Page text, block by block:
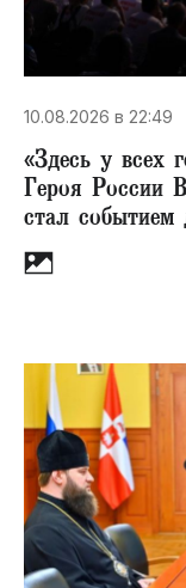
10.08.2026 в 22:49
«Здесь у всех
Героя России
стал событием